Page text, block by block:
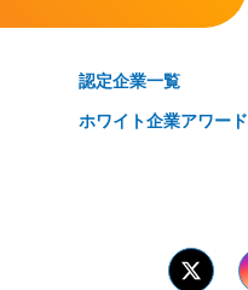
認定企業一覧
ホワイト企業アワード